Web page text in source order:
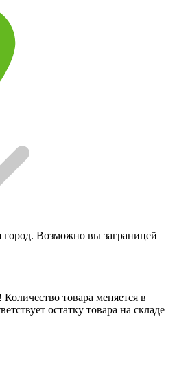
Возможно вы заграницей
Количество товара меняется в
остатку товара на складе